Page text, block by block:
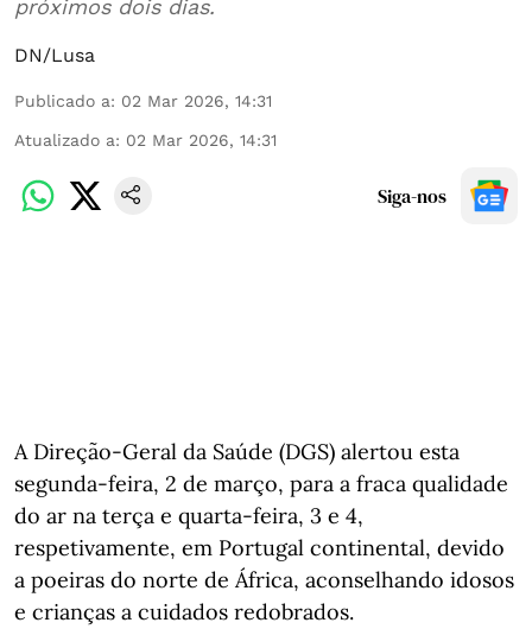
próximos dois dias.
DN/Lusa
Publicado a: 02 Mar 2026, 14:31
Atualizado a: 02 Mar 2026, 14:31
Siga-nos
A Direção-Geral da Saúde (DGS) alertou esta
segunda-feira, 2 de março, para a fraca qualidade
do ar na terça e quarta-feira, 3 e 4,
respetivamente, em Portugal continental, devido
a poeiras do norte de África, aconselhando idosos
e crianças a cuidados redobrados.